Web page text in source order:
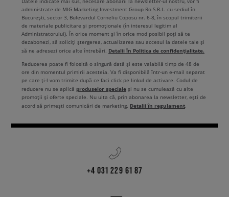
administrate de MIG Marketing Investment Group Ro S.R.L. cu sediul în
București, sector 3, Bulevardul Corneliu Coposu nr. 6-8, în scopul trimiterii
de materiale publicitare și promoționale (în interesul legitim al
Administratorului). În orice moment și în orice mod posibil poți să te
dezabonezi, să soliciți ștergerea, actualizarea sau accesul la datele tale și
să ne adresezi orice alte întrebări. Detalii în Politica de confidențialitate.
Reducerea poate fi folosită o singură dată și este valabilă timp de 48 de
ore din momentul primirii acesteia. Va fi disponibilă într-un e-mail separat
pe care ți-l vom trimite după ce faci click pe linkul de activare. Codul de
reducere nu se aplică produselor speciale și nu se cumulează cu alte
promoții și oferte speciale. Nu uita că, prin abonarea la newsletter, ești de
acord să primești comunicări de marketing. Detalii în regulament
+4 031 229 61 87